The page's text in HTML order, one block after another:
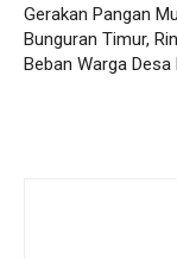
Gerakan Pangan
Bunguran Timur,
Beban Warga Desa